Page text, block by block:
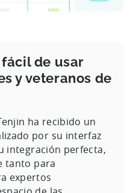
de usar
y veteranos de
ha recibido un
por su interfaz
integración perfecta,
tanto para
expertos